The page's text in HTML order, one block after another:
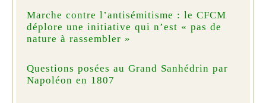
Marche contre l’antisémitisme : le CFCM
déplore une initiative qui n’est « pas de
nature à rassembler »
Questions posées au Grand Sanhédrin par
Napoléon en 1807